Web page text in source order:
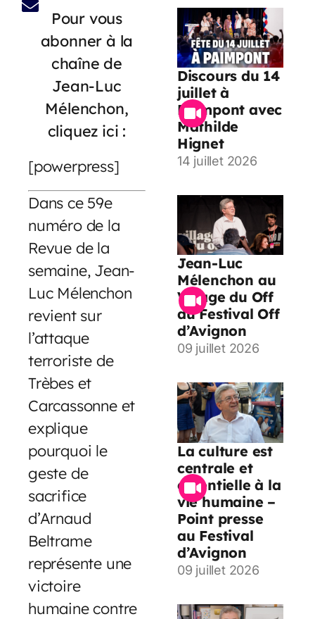
Pour vous
abonner à la
chaîne de
Jean-Luc
Mélenchon,
cliquez ici :
[powerpress]
Dans ce 59e
numéro de la
Revue de la
semaine, Jean-
Luc Mélenchon
revient sur
l’attaque
terroriste de
Trèbes et
Carcassonne et
explique
pourquoi le
geste de
sacrifice
d’Arnaud
Beltrame
représente une
victoire
humaine contre
Discours du 14
juillet à
Paimpont avec
Mathilde
Hignet
14 juillet 2026
Jean-Luc
Mélenchon au
Village du Off
du Festival Off
d’Avignon
09 juillet 2026
La culture est
centrale et
essentielle à la
vie humaine –
Point presse
au Festival
d’Avignon
09 juillet 2026